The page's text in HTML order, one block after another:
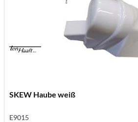
SKEW Haube weiß
E9015